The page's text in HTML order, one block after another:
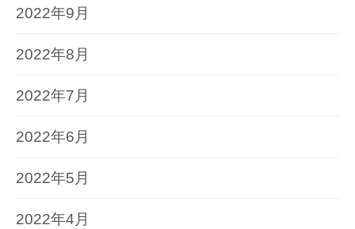
2022年9月
2022年8月
2022年7月
2022年6月
2022年5月
2022年4月